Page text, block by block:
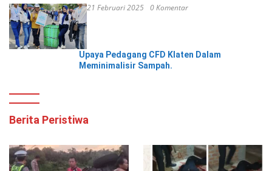
21 Februari 2025 0 Komentar
Upaya Pedagang CFD Klaten Dalam
Meminimalisir Sampah.
Berita Peristiwa